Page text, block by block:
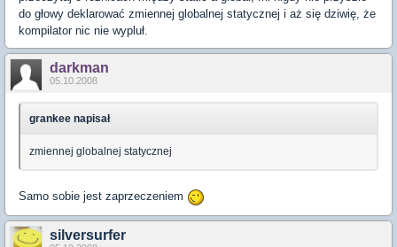
do głowy deklarować zmiennej globalnej statycznej i aż się dziwię, że
kompilator nic nie wypluł.
darkman
05.10.2008
grankee napisał
zmiennej globalnej statycznej
Samo sobie jest zaprzeczeniem
silversurfer